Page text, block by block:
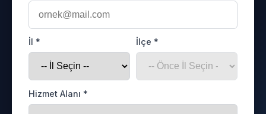
İl * İlçe *
Hizmet Alanı *